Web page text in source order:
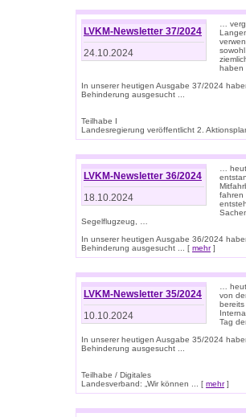
LVKM-Newsletter 37/2024
24.10.2024
…
In unserer heutigen Ausgabe 37/2024
Behinderung ausgesucht ...
Teilhabe I
Landesregierung veröffentlicht 2.
LVKM-Newsletter 36/2024
18.10.2024
…
fahren
Segelflugzeug, …
In unserer heutigen Ausgabe 36/2024
Behinderung ausgesucht ... [ mehr]
LVKM-Newsletter 35/2024
10.10.2024
…
von
bereits
Tag
In unserer heutigen Ausgabe 35/2024
Behinderung ausgesucht ...
Teilhabe / Digitales
Landesverband: „Wir können ... [ mehr]